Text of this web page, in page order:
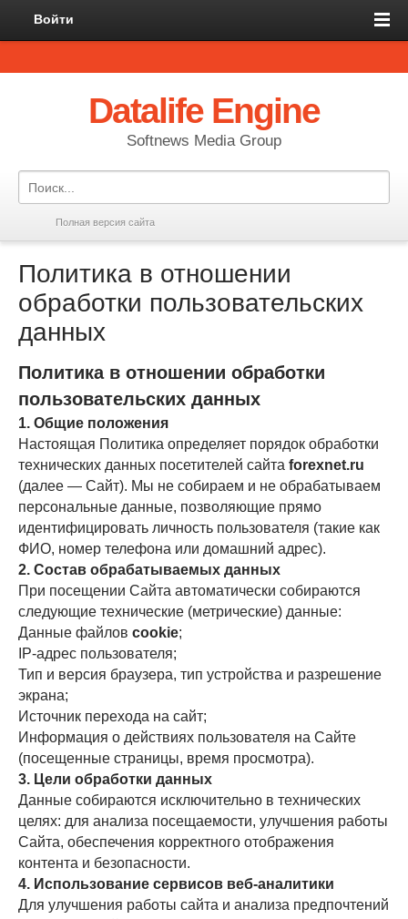
Войти
Datalife Engine
Softnews Media Group
Полная версия сайта
Политика в отношении
обработки пользовательских
данных
Политика в отношении обработки
пользовательских данных
1. Общие положения
Настоящая Политика определяет порядок обработки
технических данных посетителей сайта forexnet.ru
(далее — Сайт). Мы не собираем и не обрабатываем
персональные данные, позволяющие прямо
идентифицировать личность пользователя (такие как
ФИО, номер телефона или домашний адрес).
2. Состав обрабатываемых данных
При посещении Сайта автоматически собираются
следующие технические (метрические) данные:
Данные файлов cookie;
IP-адрес пользователя;
Тип и версия браузера, тип устройства и разрешение
экрана;
Источник перехода на сайт;
Информация о действиях пользователя на Сайте
(посещенные страницы, время просмотра).
3. Цели обработки данных
Данные собираются исключительно в технических
целях: для анализа посещаемости, улучшения работы
Сайта, обеспечения корректного отображения
контента и безопасности.
4. Использование сервисов веб-аналитики
Для улучшения работы сайта и анализа предпочтений